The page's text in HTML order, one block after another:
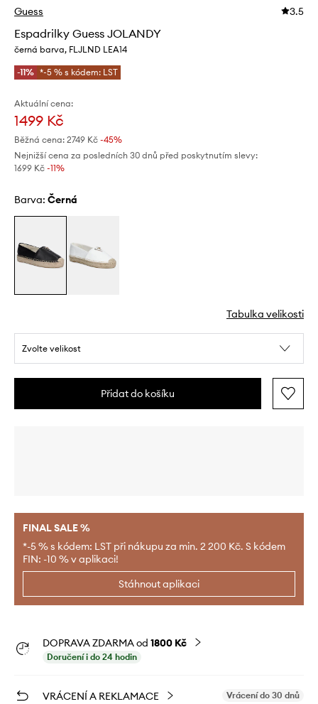
Guess 3.5
Espadrilky Guess JOLANDY
černá barva, FLJLND LEA14
-11% *-5 % s kódem: LST
Aktuální cena:
1499 Kč
Běžná cena: 2749 Kč -45%
Nejnižší cena za posledních 30 dnů před poskytnutím slevy:
1699 Kč -11%
Barva: černá
Tabulka velikosti
Zvolte velikost
Přidat do košíku
FINAL SALE %
*-5 % s kódem: LST při nákupu za min. 2 200 Kč. S kódem
FIN: -10 % v aplikaci!
Stáhnout aplikaci
DOPRAVA ZDARMA od 1800 Kč
Doručení i do 24 hodin
VRÁCENÍ A REKLAMACE Vrácení do 30 dnů